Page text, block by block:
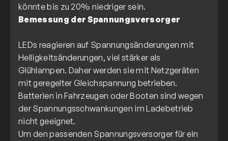
Bemessung der Spannungsversorger
LEDs reagieren auf Spannungsänderungen mit
Helligkeitsänderungen, viel stärker als
Glühlampen. Daher werden sie mit Netzgeräten
mit geregelter Gleichspannung betrieben.
Batterien in Fahrzeugen oder Booten sind wegen
der Spannungsschwankungen im Ladebetrieb
nicht geeignet.
Um den passenden Spannungsversorger für ein